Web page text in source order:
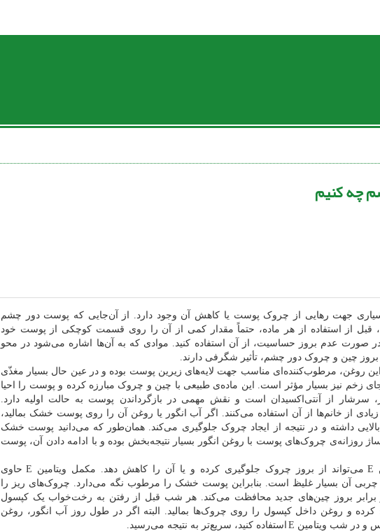
چه کنیم
جهت رهایی از چروک پوست یا کاهش آن وجود دارد. از آن‌جایی که پوست دور چشم
از استفاده از هر ماده، حتماً مقدار کمی از آن را روی قسمت کوچکی از پوست خود
در صورت عدم بروز حساسیت، از آن استفاده کنید. موادی که به آن‌ها اشاره می‌شود در محو
بروز چین و چروک دور چشم، تأثیر شگرفی دارند.
این روغن، مرطوب‌کننده‌ای مناسب جهت لایه‌های زیرین پوست بوده و در عین حال بسیار مغذّی
زخم نیز بسیار مؤثر است. این ماده‌ی طبیعی با چین و چروک مبارزه کرده و پوست را احیا
سرشار از آنتی‌اکسیدان است و نقش مهمی در بازگرداندن پوست به حالت اولیه دارد.
زیادی از خانم‌ها از آن استفاده می‌کنند. اگر آب انگور یا روغن آن را روی پوست خشک بمالید،
داشته و در نتیجه از ایجاد چروک جلوگیری می‌کند. همان‌طور که می‌دانید پوست خشک
روزانه‌ی چروک‌های پوست با روغن انگور بسیار نتیجه‌بخش بوده و با ادامه دادن آن، پوست
E می‌تواند از بروز چروک جلوگیری کرده و یا آن را کاهش دهد. مکمل ویتامین E حاوی
و چربی آن بسیار غلیظ است. بنابراین پوست خشک را مرطوب نگه می‌دارد. چروک‌های ریز را
بروز چین‌های جدید محافظت می‌کند. هر شب قبل از رفتن به رخت‌خواب یک کپسول
کرده و روغن داخل کپسول را روی چروک‌ها بمالید. البته اگر در طول روز آب انگور، روغن
و در شب ویتامین E استفاده کنید، سریع‌تر به نتیجه می‌رسید.